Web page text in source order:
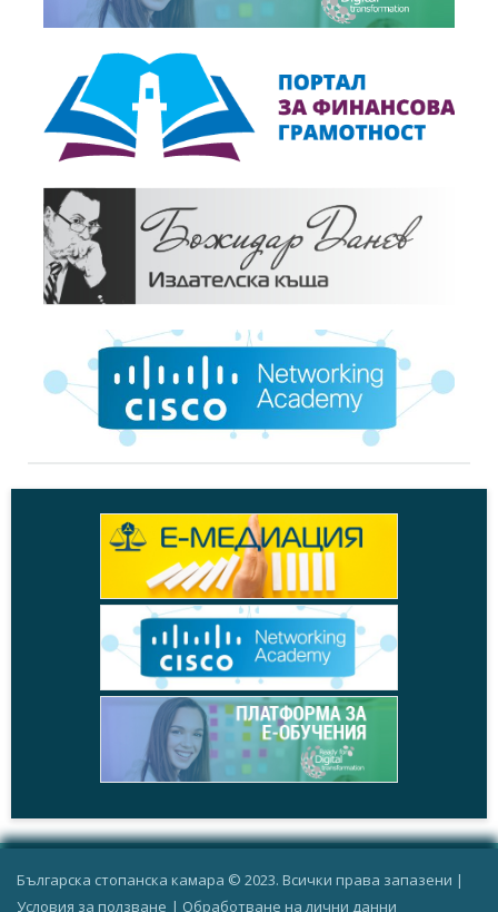
Българска стопанска камара © 2023. Всички права запазени |
Условия за ползване | Oбработване на лични данни